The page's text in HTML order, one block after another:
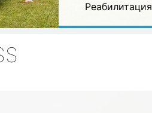
Реабилитация